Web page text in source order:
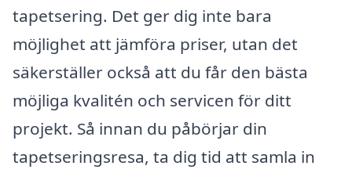
tapetsering. Det ger dig inte bara
möjlighet att jämföra priser, utan det
säkerställer också att du får den bästa
möjliga kvalitén och servicen för ditt
projekt. Så innan du påbörjar din
tapetseringsresa, ta dig tid att samla in